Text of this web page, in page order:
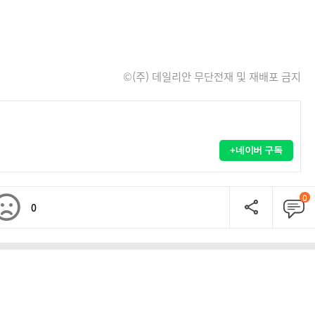
©(주) 데일리안 무단전재 및 재배포 금지
+네이버 구독
0
0